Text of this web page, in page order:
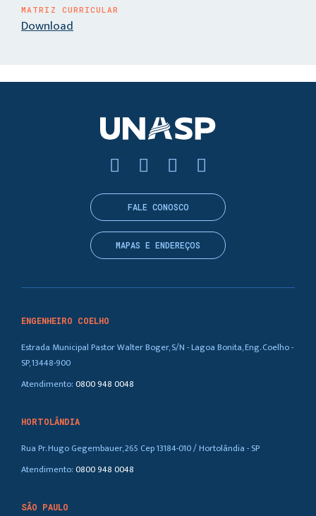
MATRIZ CURRICULAR
Download
ENGENHEIRO COELHO
Estrada Municipal Pastor Walter Boger, S/N - Lagoa Bonita, Eng. Coelho -
SP, 13448-900
Atendimento:0800 948 0048
HORTOLÂNDIA
Rua Pr. Hugo Gegembauer, 265 Cep 13184-010 / Hortolândia - SP
Atendimento:0800 948 0048
SÃO PAULO
FALE CONOSCO
MAPAS E ENDEREÇOS